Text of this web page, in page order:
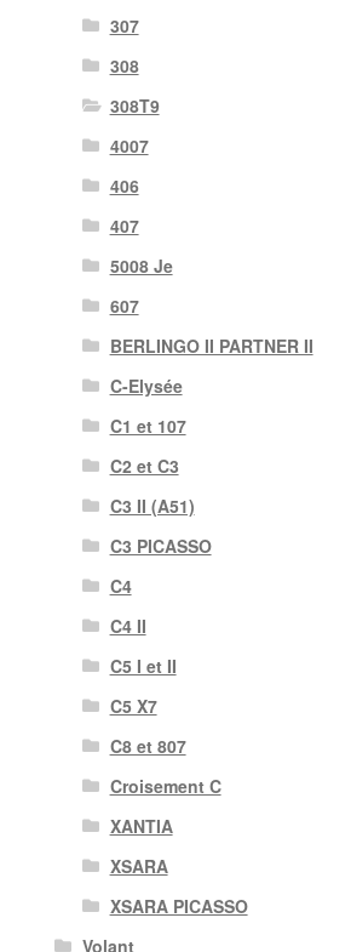
307
308
308T9
4007
406
407
5008 Je
607
BERLINGO II PARTNER II
C-Elysée
C1 et 107
C2 et C3
C3 II (A51)
C3 PICASSO
C4
C4 II
C5 I et II
C5 X7
C8 et 807
Croisement C
XANTIA
XSARA
XSARA PICASSO
Volant